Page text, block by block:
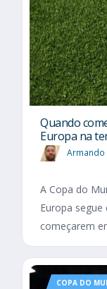
Quando
Europa na
Armando
A Copa do
Europa
começarem
COPA DO